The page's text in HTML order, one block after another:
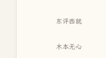
东评西就
木本无心